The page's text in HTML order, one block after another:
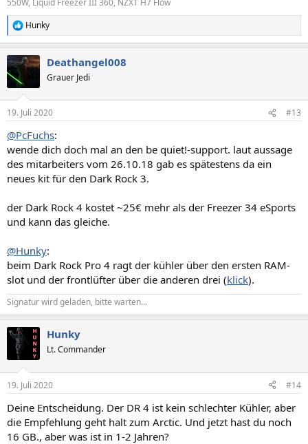
R
e
k
t
e
:
Hunky
Deathangel008
Grauer Jedi
19. Juli 2020 #13
@PcFuchs:
wende dich doch mal an den be quiet!-support. laut aussage
des mitarbeiters vom 26.10.18 gab es spätestens da ein
neues kit für den Dark Rock 3.
der Dark Rock 4 kostet ~25€ mehr als der Freezer 34 eSports
und kann das gleiche.
@Hunky:
beim Dark Rock Pro 4 ragt der kühler über den ersten RAM-
slot und der frontlüfter über die anderen drei (klick).
Signatur wird geladen, bitte warten...
Hunky
Lt. Commander
19. Juli 2020 #14
Deine Entscheidung. Der DR 4 ist kein schlechter Kühler, aber
die Empfehlung geht halt zum Arctic. Und jetzt hast du noch
16 GB., aber was ist in 1-2 Jahren?